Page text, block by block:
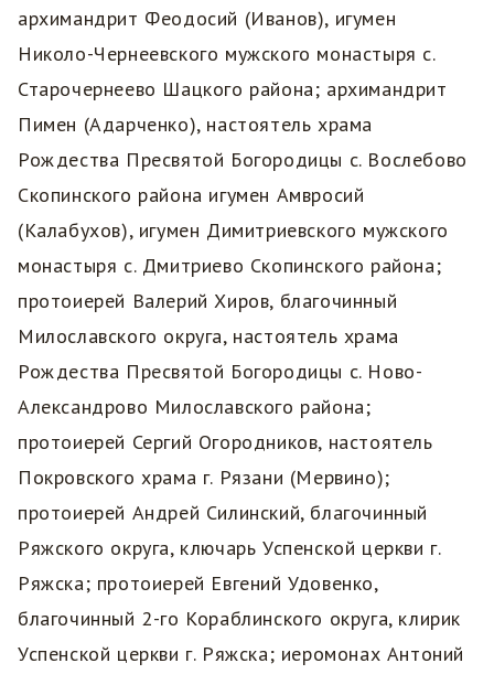
архимандрит Феодосий (Иванов), игумен
Николо-Чернеевского мужского монастыря с.
Старочернеево Шацкого района; архимандрит
Пимен (Адарченко), настоятель храма
Рождества Пресвятой Богородицы с. Вослебово
Скопинского района игумен Амвросий
(Калабухов), игумен Димитриевского мужского
монастыря с. Дмитриево Скопинского района;
протоиерей Валерий Хиров, благочинный
Милославского округа, настоятель храма
Рождества Пресвятой Богородицы с. Ново-
Александрово Милославского района;
протоиерей Сергий Огородников, настоятель
Покровского храма г. Рязани (Мервино);
протоиерей Андрей Силинский, благочинный
Ряжского округа, ключарь Успенской церкви г.
Ряжска; протоиерей Евгений Удовенко,
благочинный 2-го Кораблинского округа, клирик
Успенской церкви г. Ряжска; иеромонах Антоний